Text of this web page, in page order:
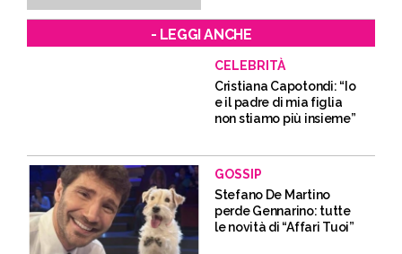
- LEGGI ANCHE
CELEBRITÀ
Cristiana Capotondi: “Io
e il padre di mia figlia
non stiamo più insieme”
GOSSIP
Stefano De Martino
perde Gennarino: tutte
le novità di “Affari Tuoi”